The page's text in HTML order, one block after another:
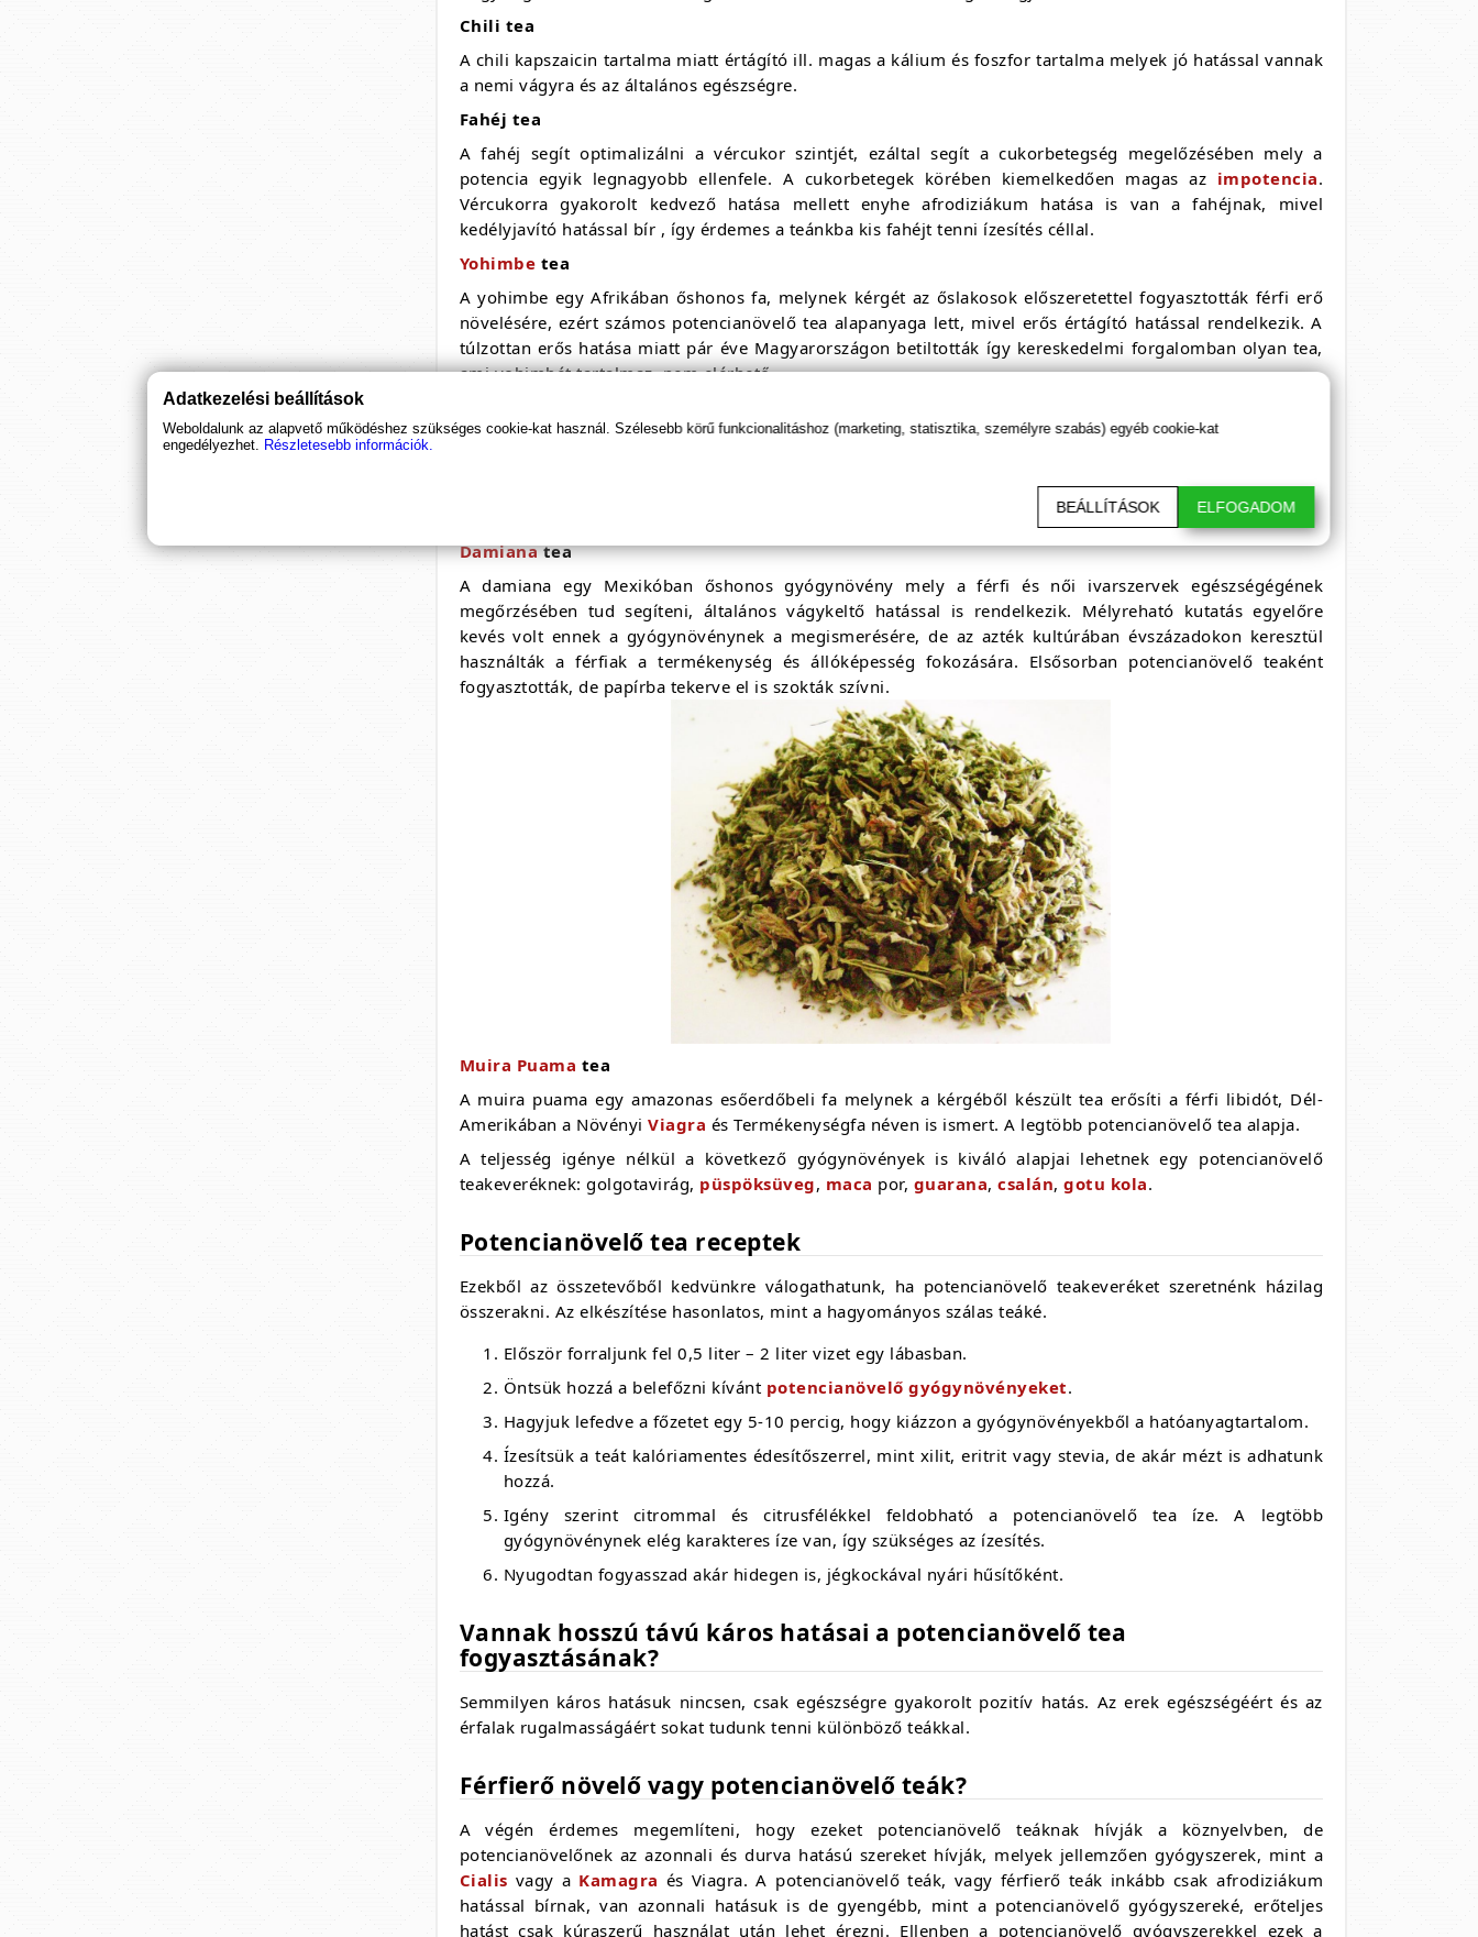
Chili tea
A chili kapszaicin tartalma miatt értágító ill. magas a kálium és foszfor tartalma melyek jó hatással vannak
a nemi vágyra és az általános egészségre.
Fahéj tea
A fahéj segít optimalizálni a vércukor szintjét, ezáltal segít a cukorbetegség megelőzésében mely a
potencia egyik legnagyobb ellenfele. A cukorbetegek körében kiemelkedően magas az impotencia.
Vércukorra gyakorolt kedvező hatása mellett enyhe afrodiziákum hatása is van a fahéjnak, mivel
kedélyjavító hatással bír , így érdemes a teánkba kis fahéjt tenni ízesítés céllal.
Yohimbe tea
A yohimbe egy Afrikában őshonos fa, melynek kérgét az őslakosok előszeretettel fogyasztották férfi erő
növelésére, ezért számos potencianövelő tea alapanyaga lett, mivel erős értágító hatással rendelkezik. A
túlzottan erős hatása miatt pár éve Magyarországon betiltották így kereskedelmi forgalomban olyan tea,
ami yohimbét tartalmaz, nem elérhető.
A catuaba egy Brazíliában népszerű egzotikus növény, melyből előszeretettel készítenek potencianövelő
catuabáé. Gyulladáscsökkentő, antibakteriális hatású és mint a legtöbb férfierő növelő gyógynövény,
Damianatea
A damiana egy Mexikóban őshonos gyógynövény mely a férfi és női ivarszervek egészségégének
megőrzésében tud segíteni, általános vágykeltő hatással is rendelkezik. Mélyreható kutatás egyelőre
kevés volt ennek a gyógynövénynek a megismerésére, de az azték kultúrában évszázadokon keresztül
használták a férfiak a termékenység és állóképesség fokozására. Elsősorban potencianövelő teaként
fogyasztották, de papírba tekerve el is szokták szívni.
Muira Puama tea
A muira puama egy amazonas esőerdőbeli fa melynek a kérgéből készült tea erősíti a férfi libidót, Dél-
Amerikában a Növényi Viagra és Termékenységfa néven is ismert. A legtöbb potencianövelő tea alapja.
A teljesség igénye nélkül a következő gyógynövények is kiváló alapjai lehetnek egy potencianövelő
teakeveréknek: golgotavirág, püspöksüveg, maca por, guarana, csalán, gotu kola.
Potencianövelő tea receptek
Ezekből az összetevőből kedvünkre válogathatunk, ha potencianövelő teakeveréket szeretnénk házilag
összerakni. Az elkészítése hasonlatos, mint a hagyományos szálas teáké.
Először forraljunk fel 0,5 liter – 2 liter vizet egy lábasban.
Öntsük hozzá a belefőzni kívánt potencianövelő gyógynövényeket.
Hagyjuk lefedve a főzetet egy 5-10 percig, hogy kiázzon a gyógynövényekből a hatóanyagtartalom.
Ízesítsük a teát kalóriamentes édesítőszerrel, mint xilit, eritrit vagy stevia, de akár mézt is adhatunk
hozzá.
Igény szerint citrommal és citrusfélékkel feldobható a potencianövelő tea íze. A legtöbb
gyógynövénynek elég karakteres íze van, így szükséges az ízesítés.
Nyugodtan fogyasszad akár hidegen is, jégkockával nyári hűsítőként.
Vannak hosszú távú káros hatásai a potencianövelő tea
fogyasztásának?
Semmilyen káros hatásuk nincsen, csak egészségre gyakorolt pozitív hatás. Az erek egészségéért és az
érfalak rugalmasságáért sokat tudunk tenni különböző teákkal.
Férfierő növelő vagy potencianövelő teák?
A végén érdemes megemlíteni, hogy ezeket potencianövelő teáknak hívják a köznyelvben, de
potencianövelőnek az azonnali és durva hatású szereket hívják, melyek jellemzően gyógyszerek, mint a
Cialis vagy a Kamagra és Viagra. A potencianövelő teák, vagy férfierő teák inkább csak afrodiziákum
hatással bírnak, van azonnali hatásuk is de gyengébb, mint a potencianövelő gyógyszereké, erőteljes
hatást csak kúraszerű használat után lehet érezni. Ellenben a potencianövelő gyógyszerekkel ezek a
Adatkezelési beállítások
Weboldalunk az alapvető működéshez szükséges cookie-kat használ. Szélesebb körű funkcionalitáshoz (marketing, statisztika, személyre szabás) egyéb cookie-kat
engedélyezhet. Részletesebb információk.
BEÁLLÍTÁSOK ELFOGADOM